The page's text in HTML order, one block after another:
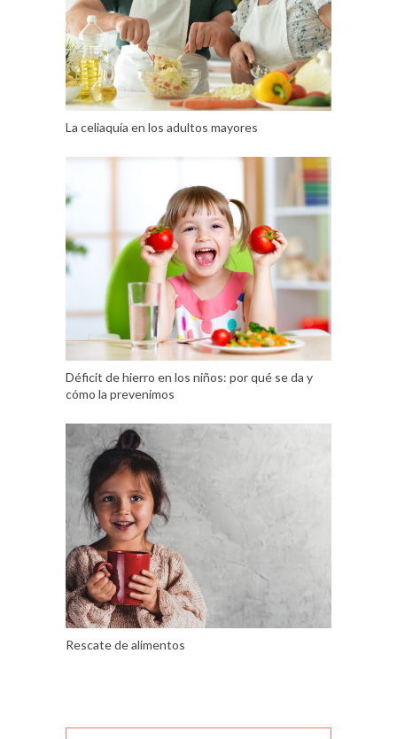
La celiaquía en los adultos mayores
Déficit de hierro en los niños: por qué se da y
cómo la prevenimos
Rescate de alimentos